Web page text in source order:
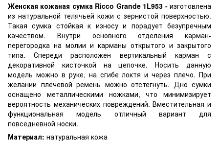
Женская кожаная сумка Ricco Grande 1L953 - изготовлена
из натуральной телячьей кожи с зернистой поверхностью.
Такая сумка стойкая к износу и порадует безупречным
качеством. Внутри основного отделения карман-
перегородка на молии и карманы открытого и закрытого
типа. Спереди расположен вертикальный карман с
декоративной кисточкой на цепочке. Носить данную
модель можно в руке, на сгибе локтя и через плечо. При
желании плечевой ремень можно отстегнуть. Дно сумки
оснащено металлическими ножками, что минимизирует
вероятность механических повреждений. Вместительная и
функциональная модель отличный вариант для
повседневной носки.
Материал: натуральная кожа